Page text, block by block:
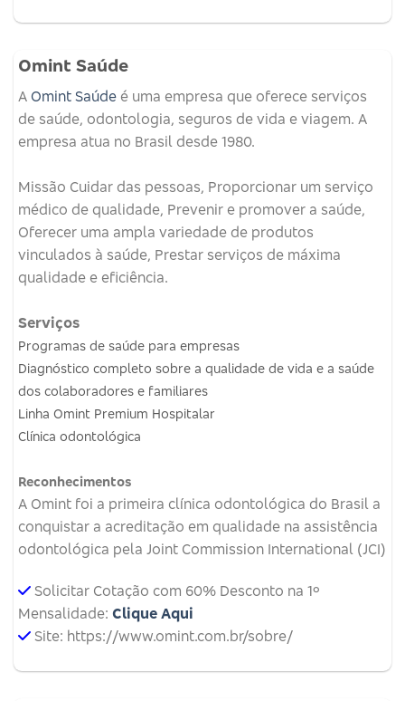
Omint Saúde
A Omint Saúde é uma empresa que oferece serviços
de saúde, odontologia, seguros de vida e viagem. A
empresa atua no Brasil desde 1980.
Missão Cuidar das pessoas, Proporcionar um serviço
médico de qualidade, Prevenir e promover a saúde,
Oferecer uma ampla variedade de produtos
vinculados à saúde, Prestar serviços de máxima
qualidade e eficiência.
Serviços
Programas de saúde para empresas
Diagnóstico completo sobre a qualidade de vida e a saúde
dos colaboradores e familiares
Linha Omint Premium Hospitalar
Clínica odontológica
Reconhecimentos
A Omint foi a primeira clínica odontológica do Brasil a
conquistar a acreditação em qualidade na assistência
odontológica pela Joint Commission International (JCI)
Solicitar Cotação com 60% Desconto na 1º
Mensalidade: Clique Aqui
Site: https://www.omint.com.br/sobre/